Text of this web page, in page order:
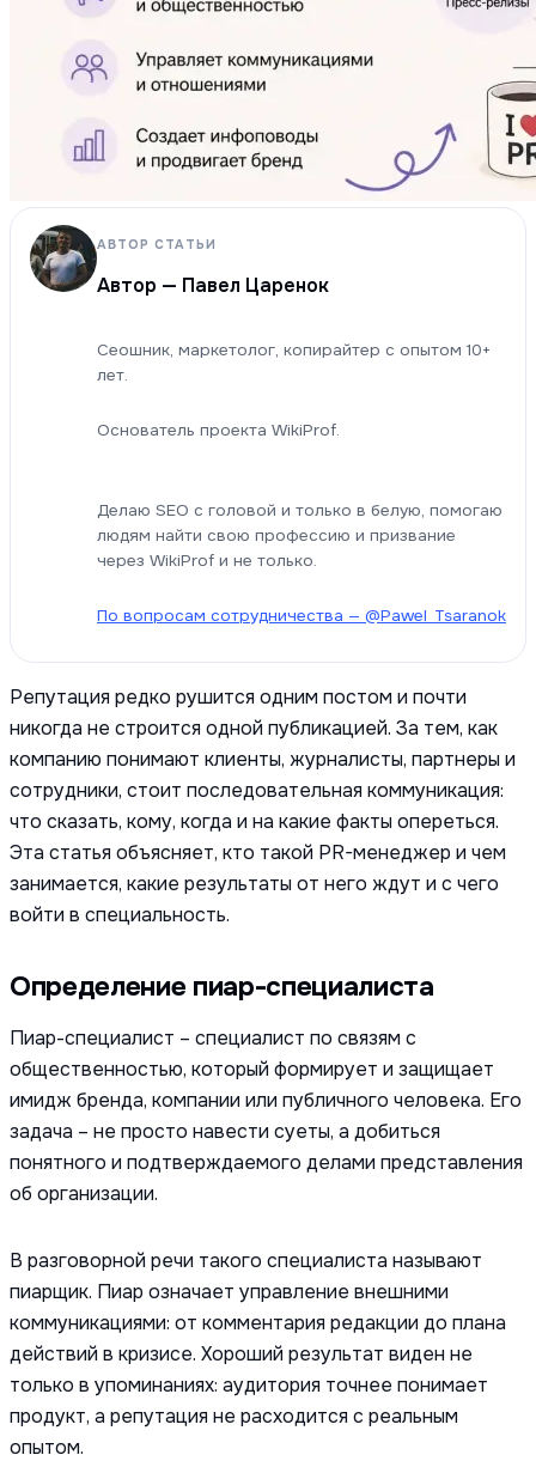
АВТОР СТАТЬИ
Автор — Павел Царенок
Сеошник, маркетолог, копирайтер с опытом 10+
лет.
Основатель проекта WikiProf.
Делаю SEO с головой и только в белую, помогаю
людям найти свою профессию и призвание
через WikiProf и не только.
По вопросам сотрудничества — @Pawel_Tsaranok
Репутация редко рушится одним постом и почти
никогда не строится одной публикацией. За тем, как
компанию понимают клиенты, журналисты, партнеры и
сотрудники, стоит последовательная коммуникация:
что сказать, кому, когда и на какие факты опереться.
Эта статья объясняет, кто такой PR-менеджер и чем
занимается, какие результаты от него ждут и с чего
войти в специальность.
Определение пиар-специалиста
Пиар-специалист – специалист по связям с
общественностью, который формирует и защищает
имидж бренда, компании или публичного человека. Его
задача – не просто навести суеты, а добиться
понятного и подтверждаемого делами представления
об организации.
В разговорной речи такого специалиста называют
пиарщик. Пиар означает управление внешними
коммуникациями: от комментария редакции до плана
действий в кризисе. Хороший результат виден не
только в упоминаниях: аудитория точнее понимает
продукт, а репутация не расходится с реальным
опытом.